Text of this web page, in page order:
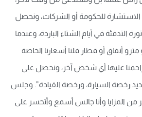
الاستشارة للحكومة أو الشركات، ونحصل
التدفئة في أيام الشتاء الباردة، وعندما
أنفاق أو قطار فلنا أسعارنا الخاصة
يزاحمنا عليها أي شخص آخر، ونحصل على
رخصة السيارة، ورخصة القيادة”. وجلس
من المزايا وأنا جالس أسمع وأتحسر على